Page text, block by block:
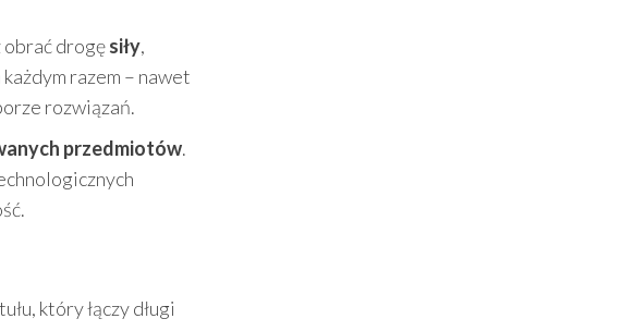
obrać drogęsiły,
razem – nawet
rozwiązań.
przedmiotów.
który łączy długi